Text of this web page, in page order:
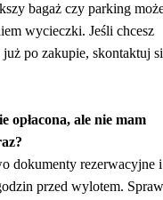
bagaż czy parking
wycieczki. Jeśli chcesz
po zakupie, skontaktuj
opłacona, ale nie mam
dokumenty rezerwacyjne i
przed wylotem.